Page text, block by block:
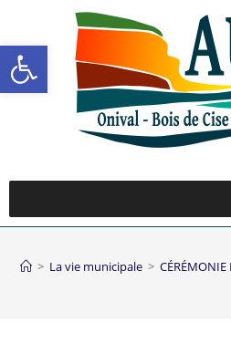
Ouvrir la barre
> La vie municipale >